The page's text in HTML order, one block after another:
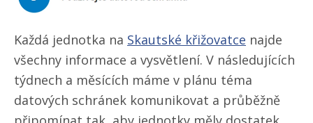
Každá jednotka na Skautské křižovatce najde
všechny informace a vysvětlení. V následujících
týdnech a měsících máme v plánu téma
datových schránek komunikovat a průběžně